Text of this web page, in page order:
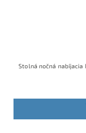
Stolná nočná nabíjacia